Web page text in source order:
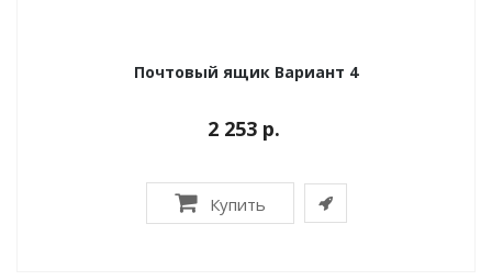
Почтовый ящик Вариант 4
2 253 р.
Купить